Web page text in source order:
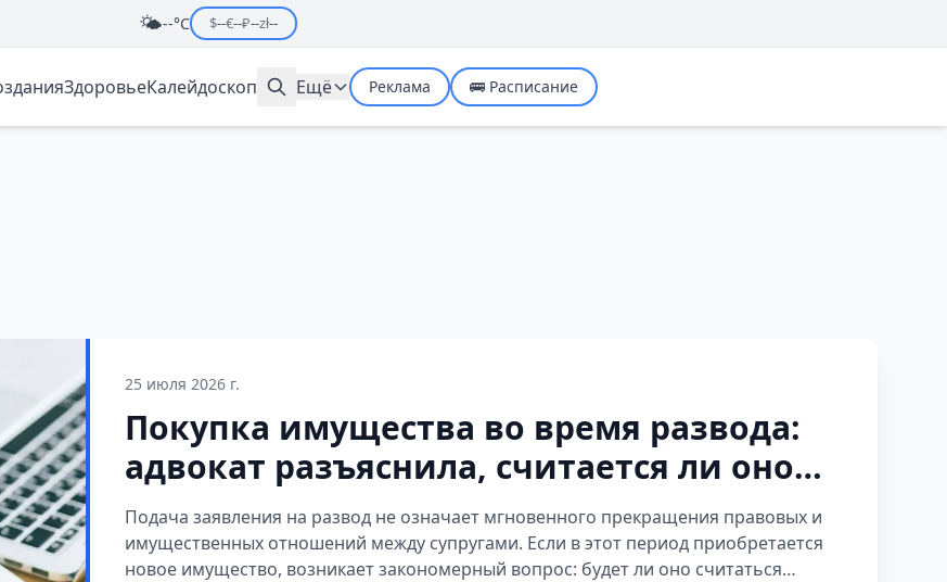
🌤️--°C $--€--₽--zł--
ЗдоровьеКалейдоскоп Ещё Реклама 🚌 Расписание
25 июля 2026 г.
Покупка имущества во время развода:
адвокат разъяснила, считается ли оно
совместно нажитым
Подача заявления на развод не означает мгновенного прекращения правовых и
имущественных отношений между супругами. Если в этот период приобретается
новое имущество, возникает закономерный вопрос: будет ли оно считаться